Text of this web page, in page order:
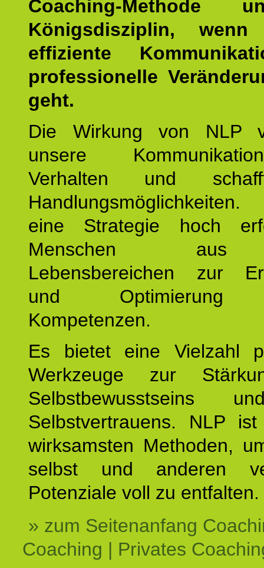
Coaching-Methode
Königsdisziplin,
effiziente
professionelle
geht.
Die Wirkung von NLP
unsere
Verhalten und
eine Strategie hoch
Menschen
Lebensbereichen zur
und Optimierung
Kompetenzen.
Es bietet eine Vielzahl
Werkzeuge zur
Selbstbewusstseins
Selbstvertrauens. NLP
wirksamsten Methoden,
selbst und anderen
Potenziale voll zu entfalten.
» zum Seitenanfang
Coaching | Privates